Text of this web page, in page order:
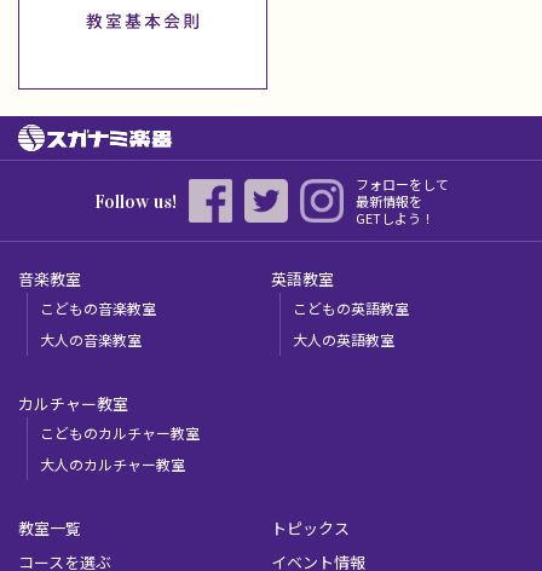
Follow us!
フォローをして
最新情報を
GETしよう！
音楽教室
こどもの音楽教室
大人の音楽教室
英語教室
こどもの英語教室
大人の英語教室
カルチャー教室
こどものカルチャー教室
大人のカルチャー教室
教室一覧
コースを選ぶ
トピックス
イベント情報